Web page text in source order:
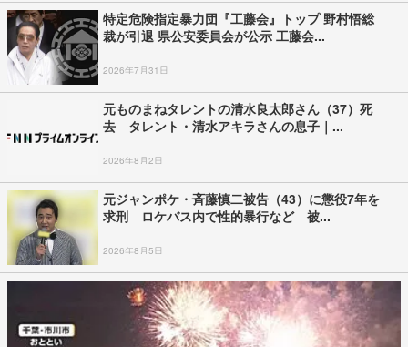
特定危険指定暴力団『工藤会』トップ 野村悟総
裁が引退 県公安委員会が公示 工藤会...
2026年7月31日
元ものまねタレントの清水良太郎さん（37）死
去 タレント・清水アキラさんの息子｜...
2026年8月2日
元ジャンポケ・斉藤慎二被告（43）に懲役7年を
求刑 ロケバス内で性的暴行など 被...
2026年8月5日